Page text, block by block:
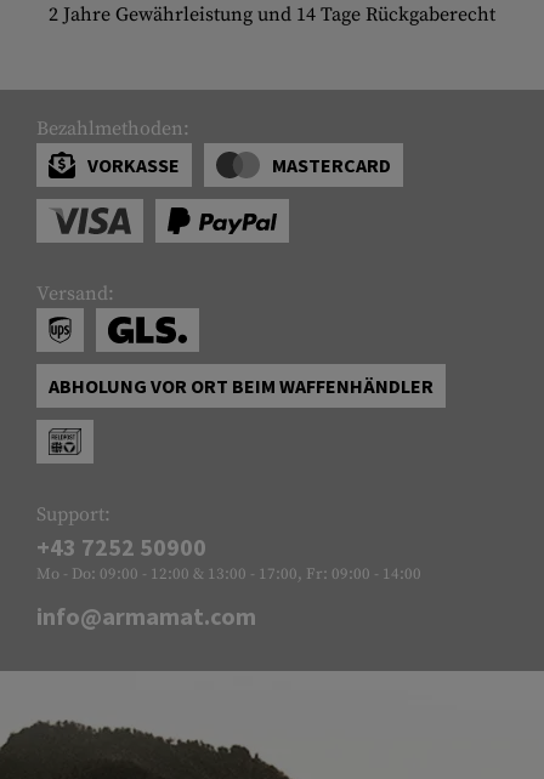
2 Jahre Gewährleistung und 14 Tage Rückgaberecht
Bezahlmethoden:
VORKASSE
MASTERCARD
Versand:
ABHOLUNG VOR ORT BEIM WAFFENHÄNDLER
Support:
+43 7252 50900
Mo - Do: 09:00 - 12:00 & 13:00 - 17:00, Fr: 09:00 - 14:00
info@armamat.com